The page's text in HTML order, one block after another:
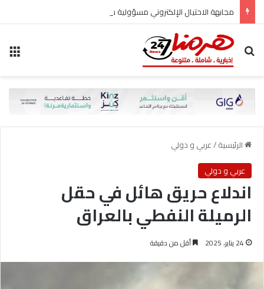
مجابهة الاحتيال الإلكتروني مسؤولية مشتركة
بحث عن
الرئيسية/عربي و دولي
عربي و دولي
اندلاع حريق هائل في حقل
الرميلة النفطي بالعراق
24 يناير، 2025 أقل من دقيقة